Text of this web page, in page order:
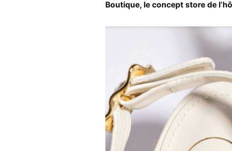
Boutique, le concept store de